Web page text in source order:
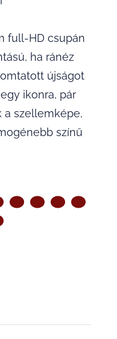
full-HD csupán
ha ránéz
újságot
ikonra, pár
a szellemképe,
színű